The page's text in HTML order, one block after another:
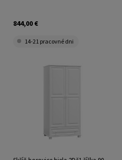
844,00 €
14-21 pracovné dni